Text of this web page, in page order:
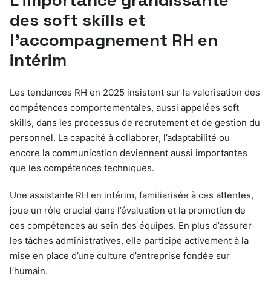
des soft skills et
l’accompagnement RH en
intérim
Les tendances RH en 2025 insistent sur la valorisation des
compétences comportementales, aussi appelées soft
skills, dans les processus de recrutement et de gestion du
personnel. La capacité à collaborer, l’adaptabilité ou
encore la communication deviennent aussi importantes
que les compétences techniques.
Une assistante RH en intérim, familiarisée à ces attentes,
joue un rôle crucial dans l’évaluation et la promotion de
ces compétences au sein des équipes. En plus d’assurer
les tâches administratives, elle participe activement à la
mise en place d’une culture d’entreprise fondée sur
l’humain.